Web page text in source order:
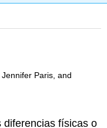
Paris, and
diferencias físicas o